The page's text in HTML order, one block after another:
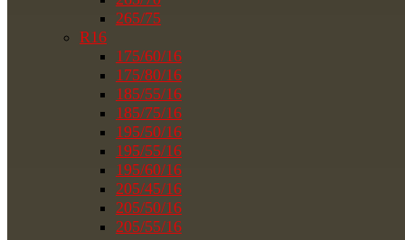
265/75
R16
175/60/16
175/80/16
185/55/16
185/75/16
195/50/16
195/55/16
195/60/16
205/45/16
205/50/16
205/55/16